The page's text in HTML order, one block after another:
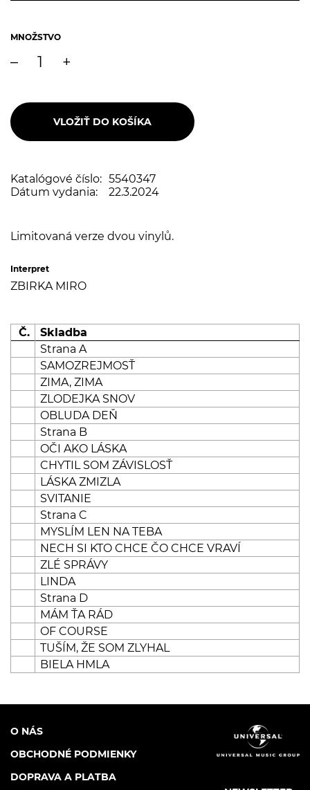
MNOŽSTVO
– +
Katalógové číslo: 5540347
Dátum vydania:
22.3.2024
Limitovaná verze dvou vinylů.
Interpret
ZBIRKA MIRO
Č.
Skladba
Strana A
SAMOZREJMOSŤ
ZIMA, ZIMA
ZLODEJKA SNOV
OBLUDA DEŇ
Strana B
OČI AKO LÁSKA
CHYTIL SOM ZÁVISLOSŤ
LÁSKA ZMIZLA
SVITANIE
Strana C
MYSLÍM LEN NA TEBA
NECH SI KTO CHCE ČO CHCE VRAVÍ
ZLÉ SPRÁVY
LINDA
Strana D
MÁM ŤA RÁD
OF COURSE
TUŠÍM, ŽE SOM ZLYHAL
BIELA HMLA
O NÁS
OBCHODNÉ PODMIENKY
DOPRAVA A PLATBA